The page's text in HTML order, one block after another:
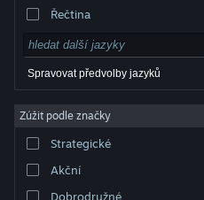
© Valve Corporation. Všechna práva vyhrazena.
příslušných subjektů v USA a dalších zemích.
Smlouva o užívání služby Steam
Cookies
Řečtina
Spravovat předvolby jazyků
Zúžit podle značky
Strategické
Akční
Dobrodružné